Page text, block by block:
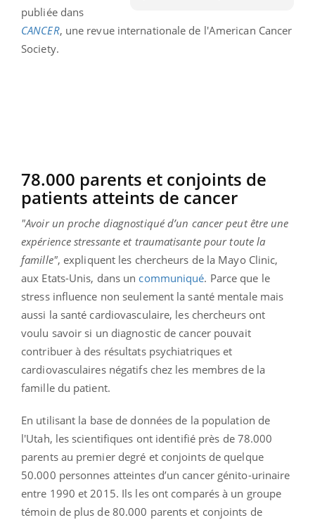
publiée dans
CANCER, une revue internationale de l'American Cancer
Society.
78.000 parents et conjoints de
patients atteints de cancer
"Avoir un proche diagnostiqué d’un cancer peut être une
expérience stressante et traumatisante pour toute la
famille", expliquent les chercheurs de la Mayo Clinic,
aux Etats-Unis, dans un communiqué. Parce que le
stress influence non seulement la santé mentale mais
aussi la santé cardiovasculaire, les chercheurs ont
voulu savoir si un diagnostic de cancer pouvait
contribuer à des résultats psychiatriques et
cardiovasculaires négatifs chez les membres de la
famille du patient.
En utilisant la base de données de la population de
l'Utah, les scientifiques ont identifié près de 78.000
parents au premier degré et conjoints de quelque
50.000 personnes atteintes d’un cancer génito-urinaire
entre 1990 et 2015. Ils les ont comparés à un groupe
témoin de plus de 80.000 parents et conjoints de